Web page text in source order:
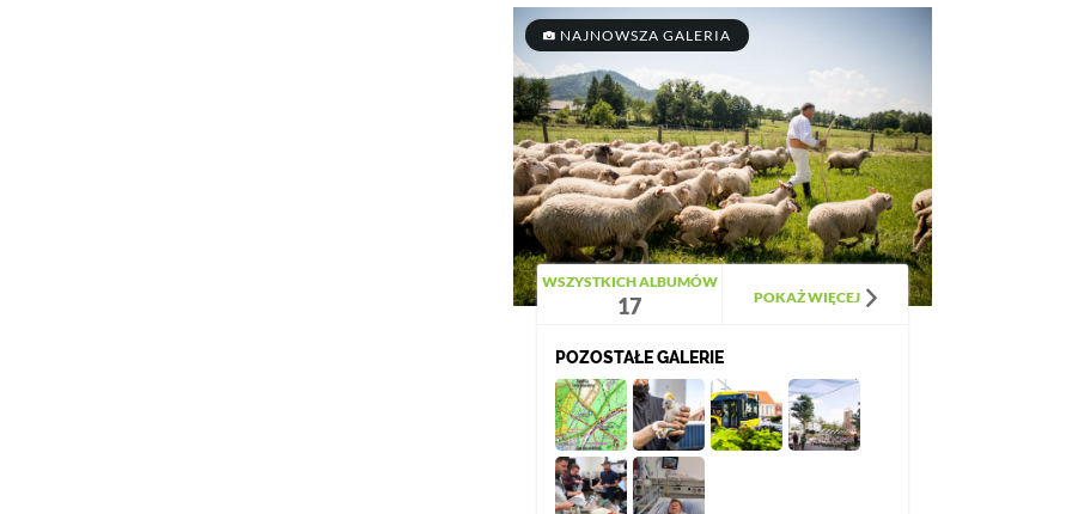
NAJNOWSZA GALERIA
WSZYSTKICH ALBUMÓW
17 POKAŻ WIĘCEJ
POZOSTAŁE GALERIE